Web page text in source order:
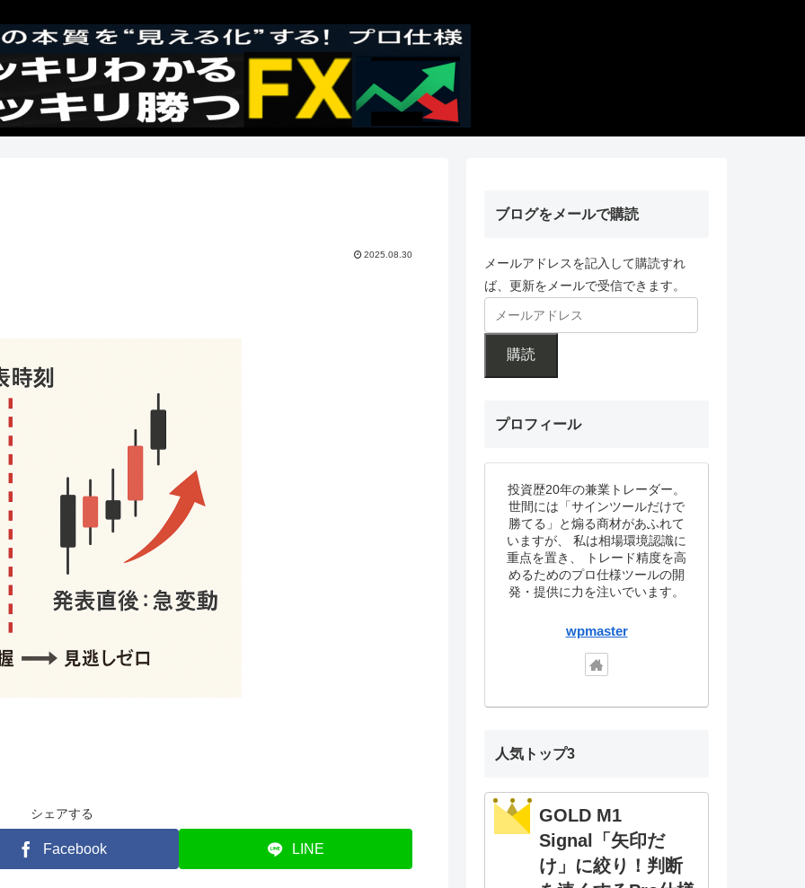
2025.08.30
シェアする
Facebook LINE
ブログをメールで購読
メールアドレスを記入して購読すれ
ば、更新をメールで受信できます。
購読
プロフィール
投資歴20年の兼業トレーダー。
世間には「サインツールだけで
勝てる」と煽る商材があふれて
いますが、 私は相場環境認識に
重点を置き、 トレード精度を高
めるためのプロ仕様ツールの開
発・提供に力を注いでいます。
wpmaster
人気トップ3
GOLD M1
Signal「矢印だ
け」に絞り！判断